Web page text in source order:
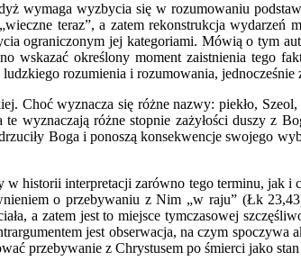
wymaga wyzbycia się w rozumowaniu
teraz”, a zatem rekonstrukcja
ograniczonym jej kategoriami. Mówią o tym
wskazać określony moment zaistnienia tego
rozumienia i rozumowania,
Choć wyznacza się różne nazwy: piekło,
wyznaczają różne stopnie zażyłości duszy z
Boga i ponoszą konsekwencje swojego
historii interpretacji zarówno tego terminu, jak i
o przebywaniu z Nim „w raju” (Łk
a zatem jest to miejsce tymczasowej
jest obserwacja, na czym
przebywanie z Chrystusem po śmierci jako